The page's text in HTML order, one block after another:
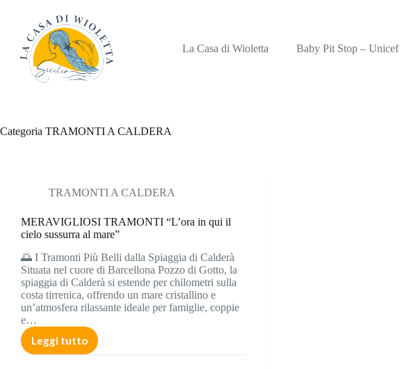
contenuto
La Casa di Wioletta
Baby Pit Stop – Unicef
Categoria TRAMONTI A CALDERA
TRAMONTI A CALDERA
MERAVIGLIOSI TRAMONTI “L’ora in qui il
cielo sussurra al mare”
🌅 I Tramonti Più Belli dalla Spiaggia di Calderà
Situata nel cuore di Barcellona Pozzo di Gotto, la
spiaggia di Calderà si estende per chilometri sulla
costa tirrenica, offrendo un mare cristallino e
un’atmosfera rilassante ideale per famiglie, coppie
e…
Leggi tuttoMERAVIGLIOSI
TRAMONTI